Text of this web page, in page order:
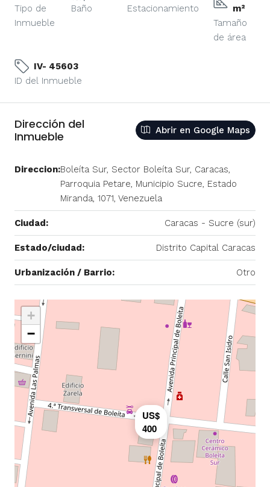
Tipo de
Inmueble
Baño
Estacionamiento
m²
Tamaño
de área
IV- 45603
ID del Inmueble
Dirección del
Inmueble
Abrir en Google Maps
Direccion:Boleíta Sur, Sector Boleíta Sur, Caracas,
Parroquia Petare, Municipio Sucre, Estado
Miranda, 1071, Venezuela
Ciudad: Caracas - Sucre (sur)
Estado/ciudad: Distrito Capital Caracas
Urbanización / Barrio: Otro
US$
400
+
−